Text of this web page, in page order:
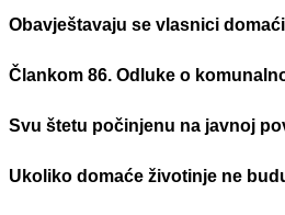
Obavještavaju se vlasnici
Člankom 86. Odluke o
Svu štetu počinjenu na javnoj
Ukoliko domaće životinje ne